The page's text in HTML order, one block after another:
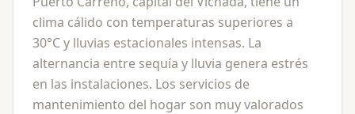
clima cálido con temperaturas superiores a
30°C y lluvias estacionales intensas. La
alternancia entre sequía y lluvia genera estrés
en las instalaciones. Los servicios de
mantenimiento del hogar son muy valorados